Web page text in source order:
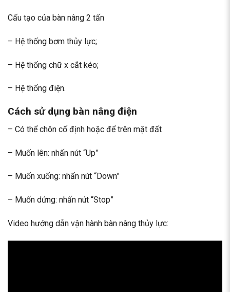
Cấu tạo của bàn nâng 2 tấn
– Hệ thống bơm thủy lực;
– Hệ thống chữ x cắt kéo;
– Hệ thống điện.
Cách sử dụng bàn nâng điện
– Có thể chôn cố định hoặc để trên mặt đất
– Muốn lên: nhấn nút “Up”
– Muốn xuống: nhấn nút “Down”
– Muốn dứng: nhấn nút “Stop”
Video hướng dẫn vận hành bàn nâng thủy lực: